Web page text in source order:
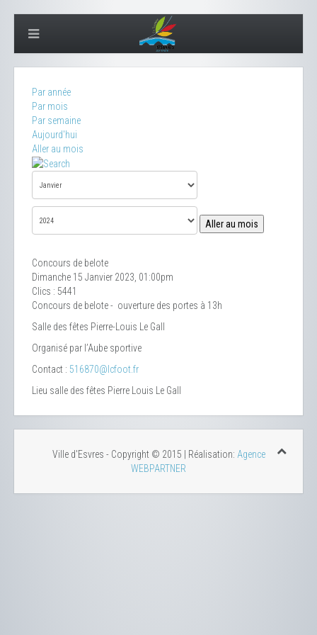
Par année
Par mois
Par semaine
Aujourd'hui
Aller au mois
Aller au mois
Concours de belote
Dimanche 15 Janvier 2023, 01:00pm
Clics : 5441
Concours de belote - ouverture des portes à 13h
Salle des fêtes Pierre-Louis Le Gall
Organisé par l’Aube sportive
Contact : 516870@lcfoot.fr
Lieu salle des fêtes Pierre Louis Le Gall
Ville d'Esvres - Copyright © 2015 | Réalisation: Agence
WEBPARTNER